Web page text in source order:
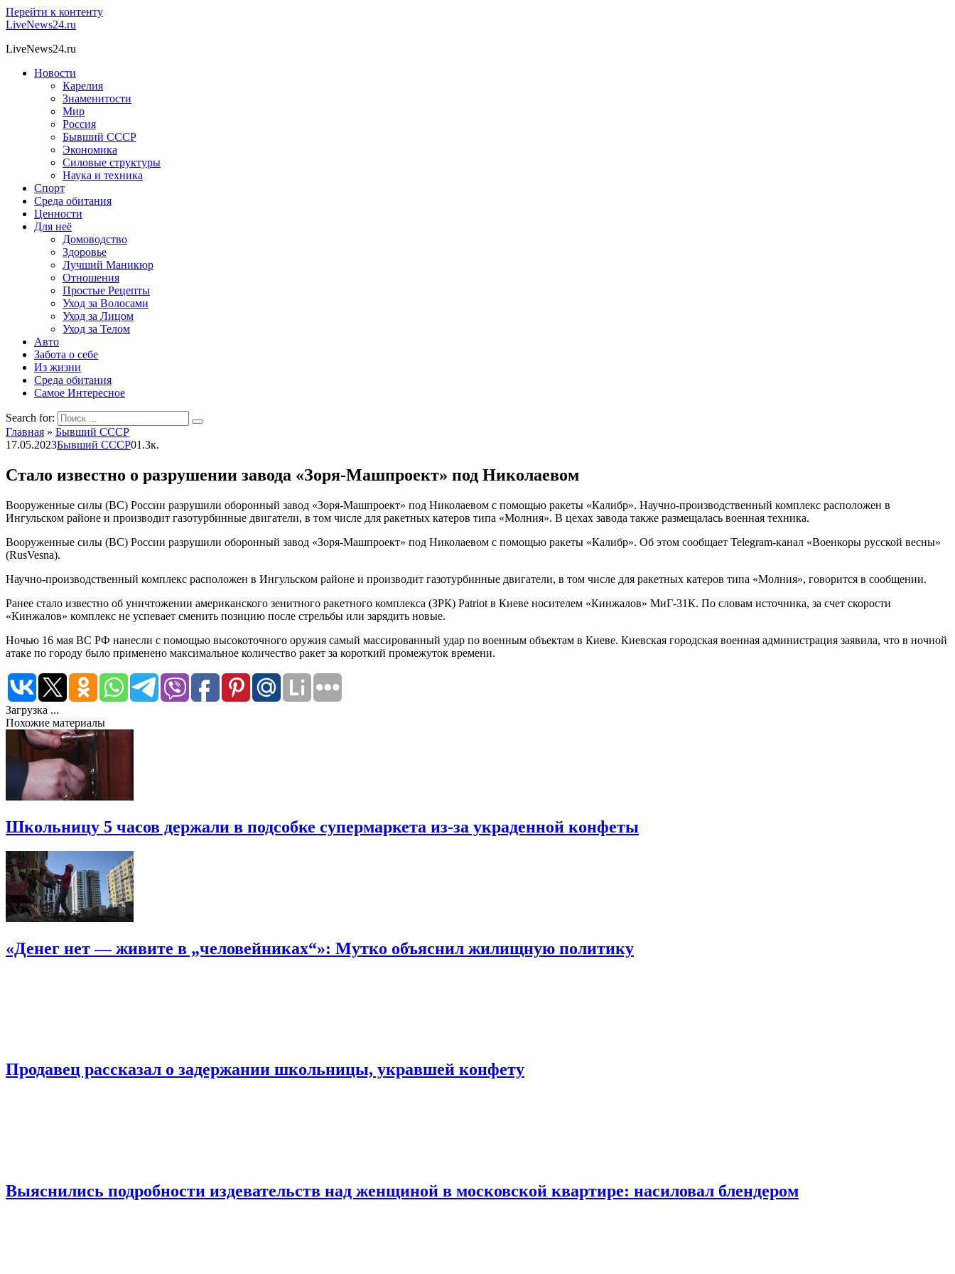
Перейти к контенту
LiveNews24.ru
LiveNews24.ru
Новости
Карелия
Знаменитости
Мир
Россия
Бывший СССР
Экономика
Силовые структуры
Наука и техника
Спорт
Среда обитания
Ценности
Для неё
Домоводство
Здоровье
Лучший Маникюр
Отношения
Простые Рецепты
Уход за Волосами
Уход за Лицом
Уход за Телом
Авто
Забота о себе
Из жизни
Среда обитания
Самое Интересное
Search for:
Главная » Бывший СССР
17.05.2023Бывший СССР01.3к.
Стало известно о разрушении завода «Зоря-Машпроект» под Николаевом
Вооруженные силы (ВС) России разрушили оборонный завод «Зоря-Машпроект» под Николаевом с помощью ракеты «Калибр». Научно-производственный комплекс расположен в
Ингульском районе и производит газотурбинные двигатели, в том числе для ракетных катеров типа «Молния». В цехах завода также размещалась военная техника.
Вооруженные силы (ВС) России разрушили оборонный завод «Зоря-Машпроект» под Николаевом с помощью ракеты «Калибр». Об этом сообщает Telegram-канал «Военкоры русской весны»
(RusVesna).
Научно-производственный комплекс расположен в Ингульском районе и производит газотурбинные двигатели, в том числе для ракетных катеров типа «Молния», говорится в сообщении.
Ранее стало известно об уничтожении американского зенитного ракетного комплекса (ЗРК) Patriot в Киеве носителем «Кинжалов» МиГ-31К. По словам источника, за счет скорости
«Кинжалов» комплекс не успевает сменить позицию после стрельбы или зарядить новые.
Ночью 16 мая ВС РФ нанесли с помощью высокоточного оружия самый массированный удар по военным объектам в Киеве. Киевская городская военная администрация заявила, что в ночной
атаке по городу было применено максимальное количество ракет за короткий промежуток времени.
Загрузка ...
Похожие материалы
Школьницу 5 часов держали в подсобке супермаркета из-за украденной конфеты
«Денег нет — живите в „человейниках“»: Мутко объяснил жилищную политику
Продавец рассказал о задержании школьницы, укравшей конфету
Выяснились подробности издевательств над женщиной в московской квартире: насиловал блендером